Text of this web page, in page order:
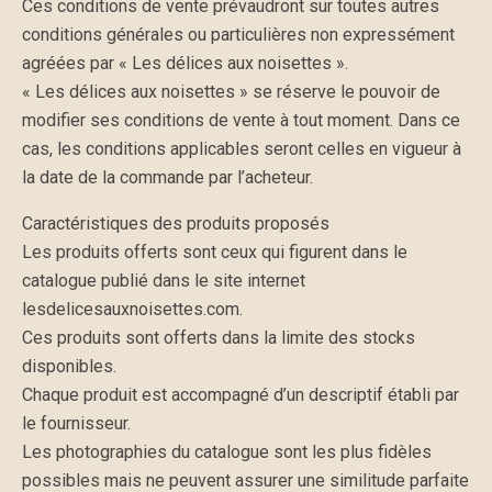
Ces conditions de vente prévaudront sur toutes autres
conditions générales ou particulières non expressément
agréées par « Les délices aux noisettes ».
« Les délices aux noisettes » se réserve le pouvoir de
modifier ses conditions de vente à tout moment. Dans ce
cas, les conditions applicables seront celles en vigueur à
la date de la commande par l’acheteur.
Caractéristiques des produits proposés
Les produits offerts sont ceux qui figurent dans le
catalogue publié dans le site internet
lesdelicesauxnoisettes.com.
Ces produits sont offerts dans la limite des stocks
disponibles.
Chaque produit est accompagné d’un descriptif établi par
le fournisseur.
Les photographies du catalogue sont les plus fidèles
possibles mais ne peuvent assurer une similitude parfaite